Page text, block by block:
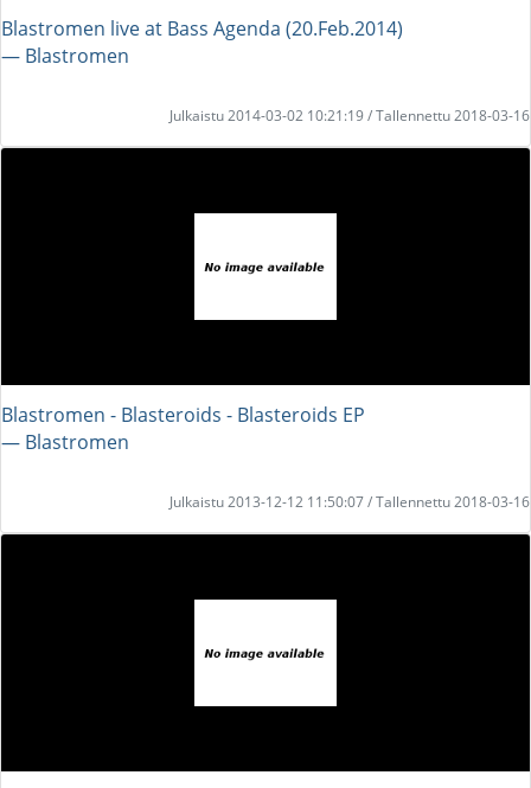
Blastromen live at Bass Agenda (20.Feb.2014)
― Blastromen
Julkaistu 2014-03-02 10:21:19 / Tallennettu 2018-03-16
Blastromen - Blasteroids - Blasteroids EP
― Blastromen
Julkaistu 2013-12-12 11:50:07 / Tallennettu 2018-03-16